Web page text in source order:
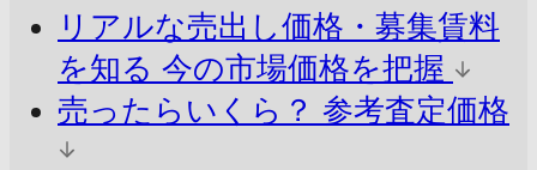
リアルな売出し価格・募集賃料
を知る 今の市場価格を把握
売ったらいくら？ 参考査定価格